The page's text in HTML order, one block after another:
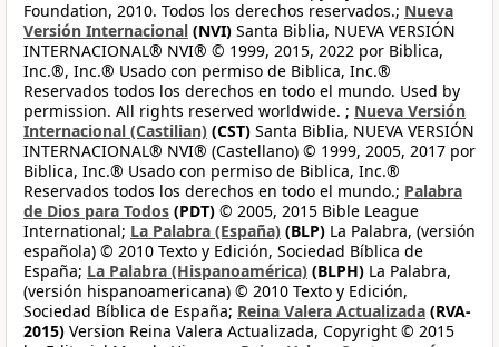
Foundation, 2010. Todos los derechos reservados.; Nueva
Versión Internacional (NVI) Santa Biblia, NUEVA VERSIÓN
INTERNACIONAL® NVI® © 1999, 2015, 2022 por Biblica,
Inc.®, Inc.® Usado con permiso de Biblica, Inc.®
Reservados todos los derechos en todo el mundo. Used by
permission. All rights reserved worldwide. ; Nueva Versión
Internacional (Castilian) (CST) Santa Biblia, NUEVA VERSIÓN
INTERNACIONAL® NVI® (Castellano) © 1999, 2005, 2017 por
Biblica, Inc.® Usado con permiso de Biblica, Inc.®
Reservados todos los derechos en todo el mundo.; Palabra
de Dios para Todos (PDT) © 2005, 2015 Bible League
International; La Palabra (España) (BLP) La Palabra, (versión
española) © 2010 Texto y Edición, Sociedad Bíblica de
España; La Palabra (Hispanoamérica) (BLPH) La Palabra,
(versión hispanoamericana) © 2010 Texto y Edición,
Sociedad Bíblica de España; Reina Valera Actualizada (RVA-
2015) Version Reina Valera Actualizada, Copyright © 2015